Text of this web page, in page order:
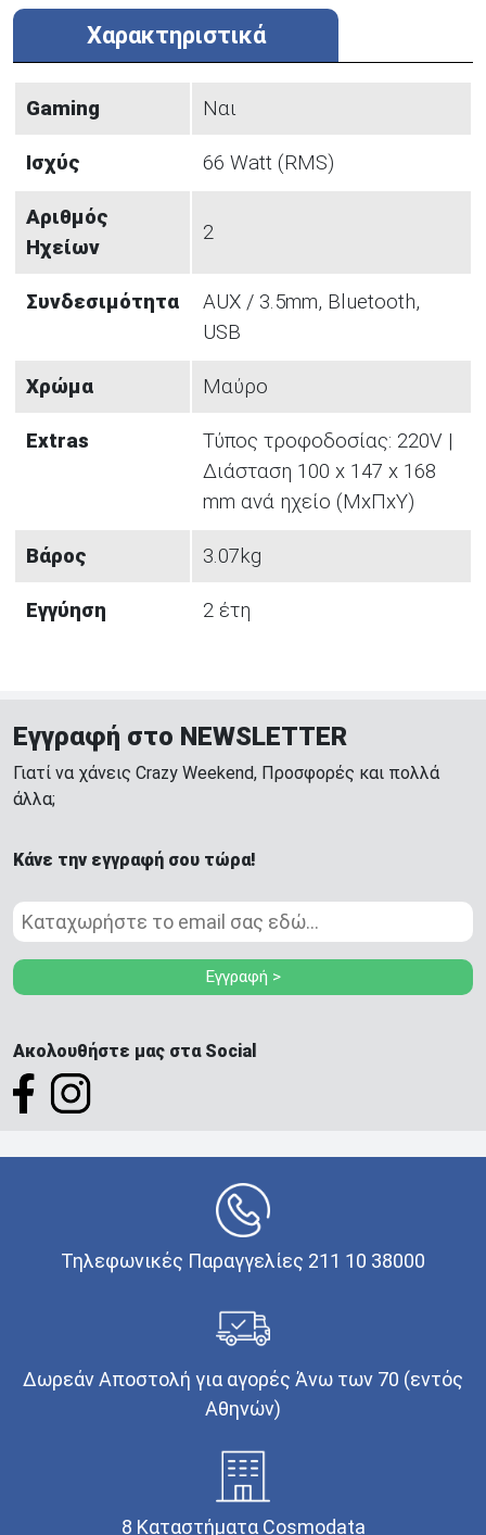
Χαρακτηριστικά
Gaming Ναι
Ισχύς 66 Watt (RMS)
Αριθμός
Ηχείων
2
Συνδεσιμότητα
AUX / 3.5mm, Bluetooth,
USB
Χρώμα Μαύρο
Extras
Τύπος τροφοδοσίας: 220V |
Διάσταση 100 x 147 x 168
mm ανά ηχείο (ΜxΠxΥ)
Βάρος 3.07kg
Εγγύηση 2 έτη
Εγγραφή στο NEWSLETTER
Γιατί να χάνεις Crazy Weekend, Προσφορές και πολλά
άλλα;
Κάνε την εγγραφή σου τώρα!
Εγγραφή >
Ακολουθήστε μας στα Social
Τηλεφωνικές Παραγγελίες 211 10 38000
Δωρεάν Αποστολή για αγορές Άνω των 70 (εντός
Αθηνών)
8 Καταστήματα Cosmodata